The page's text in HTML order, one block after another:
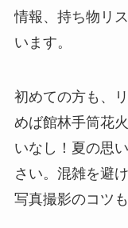
情報、持ち物リ
います。
初めての方も、
めば館林手筒花
いなし！夏の思
さい。混雑を避
写真撮影のコツ